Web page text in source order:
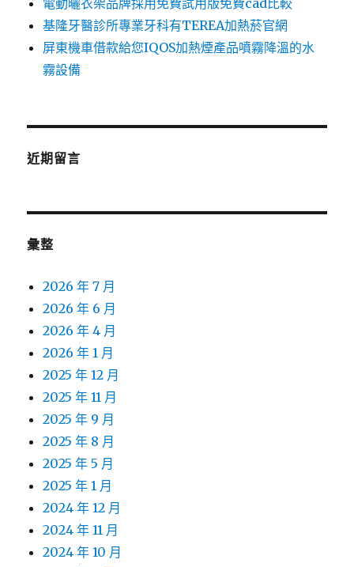
電動曬衣架品牌採用免費試用版免費cad比較
基隆牙醫診所專業牙科有TEREA加熱菸官網
屏東機車借款給您IQOS加熱煙產品噴霧降溫的水
霧設備
近期留言
彙整
2026 年 7 月
2026 年 6 月
2026 年 4 月
2026 年 1 月
2025 年 12 月
2025 年 11 月
2025 年 9 月
2025 年 8 月
2025 年 5 月
2025 年 1 月
2024 年 12 月
2024 年 11 月
2024 年 10 月